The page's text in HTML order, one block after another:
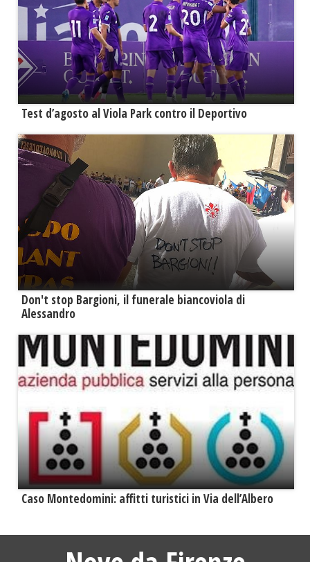
Test d’agosto al Viola Park contro il Deportivo
Don't stop Bargioni, il funerale biancoviola di
Alessandro
Caso Montedomini: affitti turistici in Via dell’Albero